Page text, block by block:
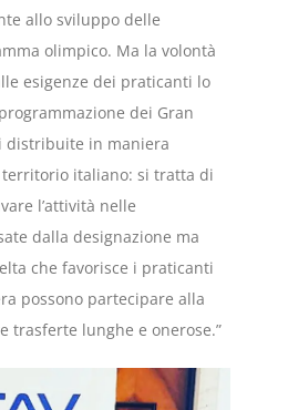
allo sviluppo delle
olimpico. Ma la volontà
esigenze dei praticanti lo
dei Gran
distribuite in maniera
italiano: si tratta di
l’attività nelle
dalla designazione ma
che favorisce i praticanti
possono partecipare alla
trasferte lunghe e onerose.”